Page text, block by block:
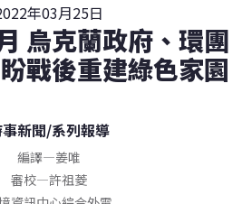
年03月25日
烏克蘭政府、環團
戰後重建綠色家園
新聞/系列報導
編譯—姜唯
審校—許祖菱